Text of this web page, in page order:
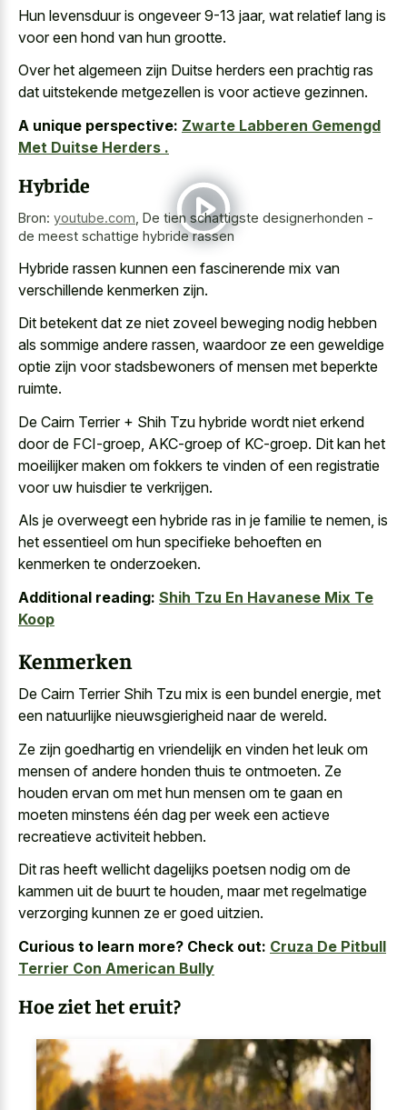
Hun levensduur is ongeveer 9-13 jaar, wat relatief lang is
voor een hond van hun grootte.
Over het algemeen zijn Duitse herders een prachtig ras
dat uitstekende metgezellen is voor actieve gezinnen.
A unique perspective: Zwarte Labberen Gemengd
Met Duitse Herders .
Hybride
Bron: youtube.com De tien schattigste designerhonden -
de meest schattige hybride rassen
Hybride rassen kunnen een fascinerende mix van
verschillende kenmerken zijn.
Dit betekent dat ze niet zoveel beweging nodig hebben
als sommige andere rassen, waardoor ze een geweldige
optie zijn voor stadsbewoners of mensen met beperkte
ruimte.
De Cairn Terrier + Shih Tzu hybride wordt niet erkend
door de FCI-groep, AKC-groep of KC-groep. Dit kan het
moeilijker maken om fokkers te vinden of een registratie
voor uw huisdier te verkrijgen.
Als je overweegt een hybride ras in je familie te nemen, is
het essentieel om hun specifieke behoeften en
kenmerken te onderzoeken.
Additional reading: Shih Tzu En Havanese Mix Te
Koop
Kenmerken
De Cairn Terrier Shih Tzu mix is een bundel energie, met
een natuurlijke nieuwsgierigheid naar de wereld.
Ze zijn goedhartig en vriendelijk en vinden het leuk om
mensen of andere honden thuis te ontmoeten. Ze
houden ervan om met hun mensen om te gaan en
moeten minstens één dag per week een actieve
recreatieve activiteit hebben.
Dit ras heeft wellicht dagelijks poetsen nodig om de
kammen uit de buurt te houden, maar met regelmatige
verzorging kunnen ze er goed uitzien.
Curious to learn more? Check out: Cruza De Pitbull
Terrier Con American Bully
Hoe ziet het eruit?